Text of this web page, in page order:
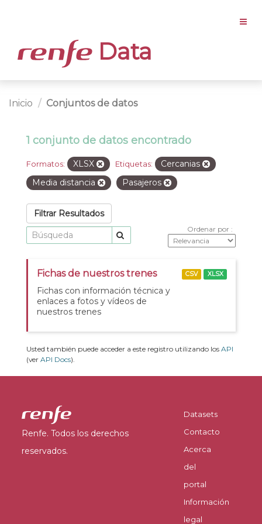
Data
Inicio Conjuntos de datos
1 conjunto de datos encontrado
Formatos: XLSX Etiquetas:
Cercanias
Media distancia
Pasajeros
Filtrar Resultados
Ordenar por
Fichas de nuestros trenes
Fichas con información técnica y
enlaces a fotos y vídeos de
nuestros trenes
CSV XLSX
Usted también puede acceder a este registro utilizando los API
(ver API Docs).
Renfe. Todos los derechos
reservados.
Datasets
Contacto
Acerca
del
portal
Información
legal